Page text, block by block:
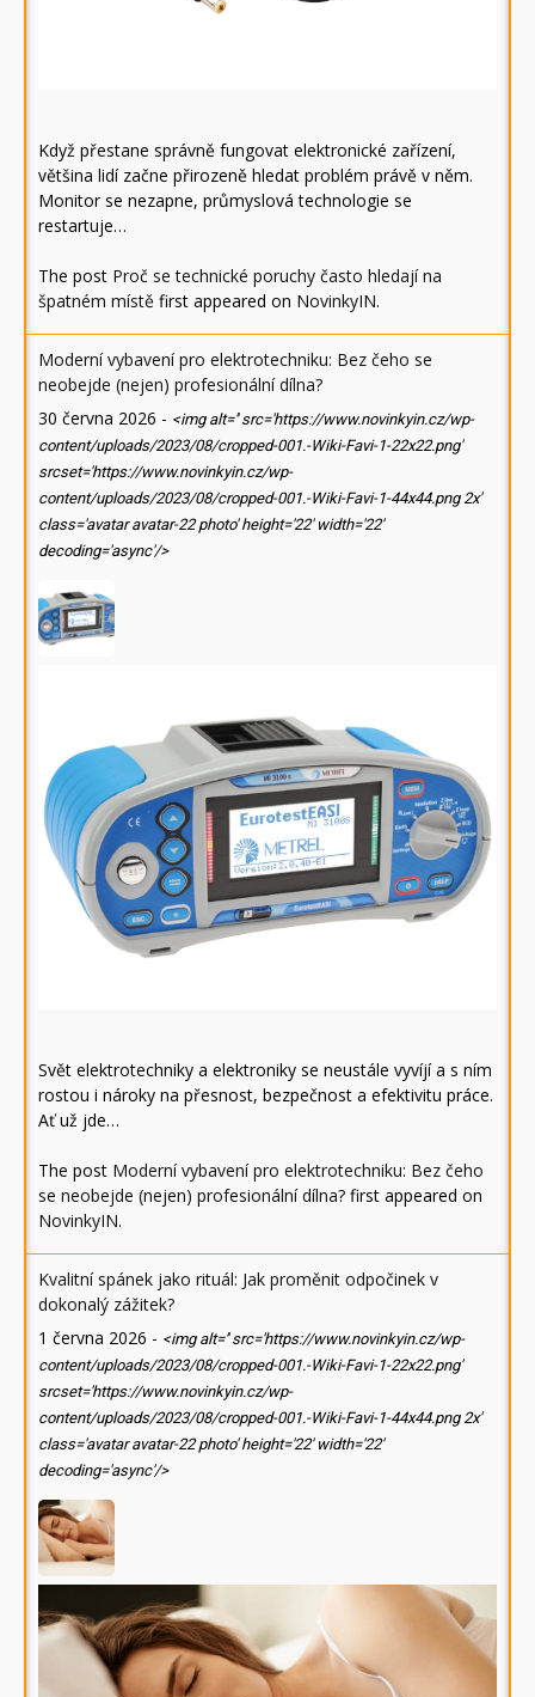
Když přestane správně fungovat elektronické zařízení,
většina lidí začne přirozeně hledat problém právě v něm.
Monitor se nezapne, průmyslová technologie se
restartuje…
The post Proč se technické poruchy často hledají na
špatném místě first appeared on NovinkyIN.
Moderní vybavení pro elektrotechniku: Bez čeho se
neobejde (nejen) profesionální dílna?
30 června 2026 - <img alt='' src='https://www.novinkyin.cz/wp-
content/uploads/2023/08/cropped-001.-Wiki-Favi-1-22x22.png'
srcset='https://www.novinkyin.cz/wp-
content/uploads/2023/08/cropped-001.-Wiki-Favi-1-44x44.png 2x'
class='avatar avatar-22 photo' height='22' width='22'
decoding='async'/>
Svět elektrotechniky a elektroniky se neustále vyvíjí a s ním
rostou i nároky na přesnost, bezpečnost a efektivitu práce.
Ať už jde…
The post Moderní vybavení pro elektrotechniku: Bez čeho
se neobejde (nejen) profesionální dílna? first appeared on
NovinkyIN.
Kvalitní spánek jako rituál: Jak proměnit odpočinek v
dokonalý zážitek?
1 června 2026 - <img alt='' src='https://www.novinkyin.cz/wp-
content/uploads/2023/08/cropped-001.-Wiki-Favi-1-22x22.png'
srcset='https://www.novinkyin.cz/wp-
content/uploads/2023/08/cropped-001.-Wiki-Favi-1-44x44.png 2x'
class='avatar avatar-22 photo' height='22' width='22'
decoding='async'/>